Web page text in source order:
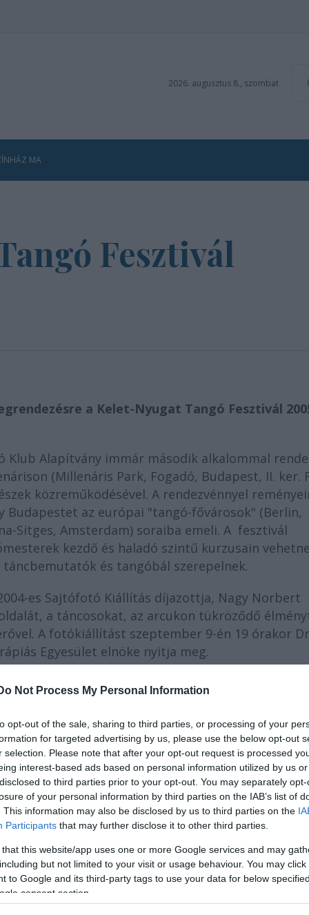
Not Process My Personal Information
opt-out of the sale, sharing to third parties, or processing of your
for targeted advertising by us, please use the below opt-out
selection. Please note that after your opt-out request is processed
interest-based ads based on personal information utilized by us
to third parties prior to your opt-out. You may separately
of your personal information by third parties on the IAB’s list of
This information may also be disclosed by us to third parties on the
Participants that may further disclose it to other third parties.
that this website/app uses one or more Google services and may
but not limited to your visit or usage behaviour. You may
to Google and its third-party tags to use your data for below
consent section.
2026. augusztus 8., szombat
MA
Fesztivál
a Kelet-Nyugat Tangó Fesztivál
Klub Alapítvány immár második alkalommal
(Millenáris Park, Fogadó, Budapest, II. ker.
közreműködésével. A rendezvénnyel
Budapestet az európai "tangó-fővárosok" (Berlin,
Sitges, Amsterdam) soraiba emeli. A fesztivál
kezdő és haladó szintű kurzusain
és tangóbál szerepelnek.
es Sajtófotó Kiállítás díjazottja, Nagy Norbert
a táncosokat, az arcukon tükröződő
A fotókiállítást szeptember 9-én 19 órakor
Egyesület elnöke nyitja meg.
egyik legnevesebb klasszikus tangót játszó
tangó mesterek és hazai és külföldi táncosok
bandoneonnal (a tangóharmonika egy,
változata), két hegedűvel, zongorával és
orchesta tipica felállásának. Az együttest
ben. A repertoár több mint 70 tangót,
változatát foglalja magába, amelynek nagy
szenvedéllyel, tűzzel és lendülettel adják elő,
A zenekar nem csak a klasszikus
saját stílusát és szerzeményeit is. Az autentikus
Sergio Gobi, akinek orgánuma a tangó